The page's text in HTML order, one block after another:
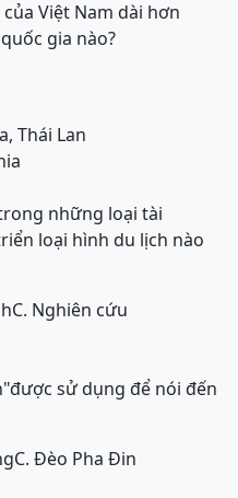
Việt Nam dài hơn
gia nào?
Thái Lan
những loại tài
loại hình du lịch nào
C. Nghiên cứu
sử dụng để nói đến
C. Đèo Pha Đin